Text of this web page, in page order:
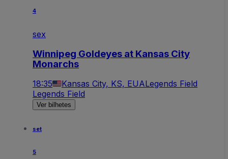
4
sex
Winnipeg Goldeyes at Kansas City
Monarchs
18:35 Kansas City, KS, EUALegends Field
Legends Field
Ver bilhetes
set
5